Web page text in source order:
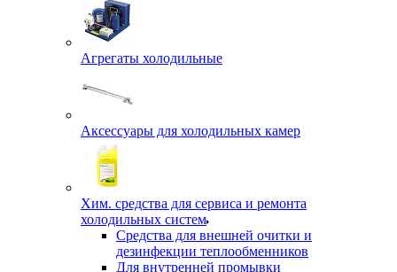
Агрегаты холодильные
Аксессуары для холодильных камер
Хим. средства для сервиса и ремонта
холодильных систем
Средства для внешней очитки и
дезинфекции теплообменников
Для внутренней промывки